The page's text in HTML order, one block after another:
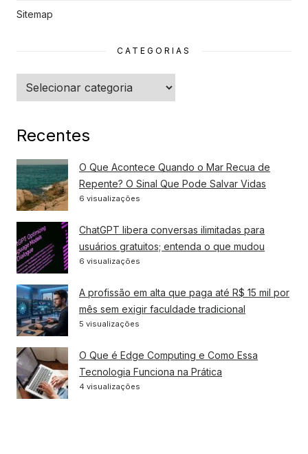
Sitemap
CATEGORIAS
Categorias
Recentes
O Que Acontece Quando o Mar Recua de
Repente? O Sinal Que Pode Salvar Vidas
6 visualizações
ChatGPT libera conversas ilimitadas para
usuários gratuitos; entenda o que mudou
6 visualizações
A profissão em alta que paga até R$ 15 mil por
mês sem exigir faculdade tradicional
5 visualizações
O Que é Edge Computing e Como Essa
Tecnologia Funciona na Prática
4 visualizações